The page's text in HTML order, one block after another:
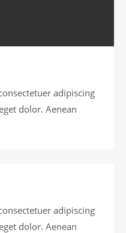
adipiscing
dolor. Aenean
adipiscing
dolor. Aenean